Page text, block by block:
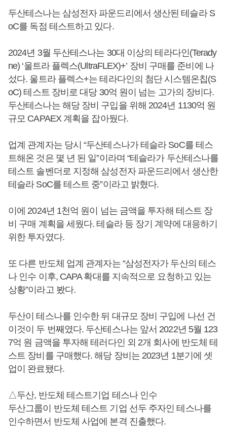
두산테스나는 삼성전자 파운드리에서 생산된 테슬라 S
oC를 독점 테스트하고 있다.
2024년 3월 두산테스나는 30대 이상의 테라다인(Terady
ne) ‘울트라 플렉스(UltraFLEX)+’ 장비 구매를 준비에 나
섰다. 울트라 플렉스+는 테라다인의 첨단 시스템온칩(S
oC) 테스트 장비로 대당 30억 원이 넘는 고가의 장비다.
두산테스나는 해당 장비 구입을 위해 2024년 1130억 원
규모 CAPAEX 계획을 잡아뒀다.
업계 관계자는 당시 “두산테스나가 테슬라 SoC를 테스
트해온 것은 몇 년 된 일”이라며 “테슬라가 두산테스나를
테스트 솔벤더로 지정해 삼성전자 파운드리에서 생산한
테슬라 SoC를 테스트 중”이라고 밝혔다.
이에 2024년 1천억 원이 넘는 금액을 투자해 테스트 장
비 구매 계획을 세웠다. 테슬라 등 장기 계약에 대응하기
위한 투자였다.
또 다른 반도체 업계 관계자는 “삼성전자가 두산의 테스
나 인수 이후, CAPA 확대를 지속적으로 요청하고 있는
상황”이라고 봤다.
두산이 테스나를 인수한 뒤 대규모 장비 구입에 나선 건
이것이 두 번째였다. 두산테스나는 앞서 2022년 5월 123
7억 원 금액을 투자해 테러다인 외 2개 회사에 반도체 테
스트 장비를 구매했다. 해당 장비는 2023년 1분기에 셋
업이 완료됐다.
△두산, 반도체 테스트기업 테스나 인수
두산그룹이 반도체 테스트 기업 선두 주자인 테스나를
인수하면서 반도체 사업에 본격 진출했다.